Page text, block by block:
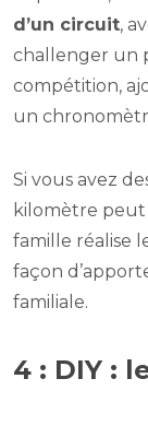
d’un circuit,
challenger un
compétition,
un
Si vous avez
kilomètre
famille réalise
façon
familiale.
4 : DIY :